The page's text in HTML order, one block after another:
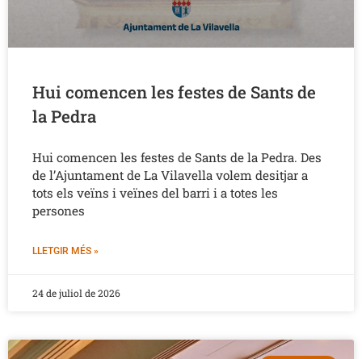
Hui comencen les festes de Sants de
la Pedra
Hui comencen les festes de Sants de la Pedra. Des
de l’Ajuntament de La Vilavella volem desitjar a
tots els veïns i veïnes del barri i a totes les
persones
LLETGIR MÉS »
24 de juliol de 2026